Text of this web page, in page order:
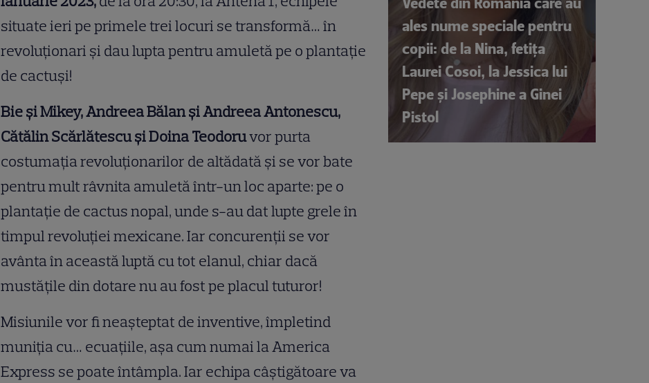
situate ieri pe primele trei locuri se transformă… în
revoluționari și dau lupta pentru amuletă pe o plantație
de cactuși!
Bie și Mikey, Andreea Bălan și Andreea Antonescu,
Cătălin Scărlătescu și Doina Teodoruvor purta
costumația revoluționarilor de altădată și se vor bate
pentru mult râvnita amuletă într-un loc aparte: pe o
plantație de cactus nopal, unde s-au dat lupte grele în
timpul revoluției mexicane. Iar concurenții se vor
avânta în această luptă cu tot elanul, chiar dacă
mustățile din dotare nu au fost pe placul tuturor!
Misiunile vor fi neașteptat de inventive, împletind
muniția cu… ecuațiile, așa cum numai la America
Express se poate întâmpla. Iar echipa câștigătoare va
ales nume speciale pentru
copii: de la Nina, fetița
Laurei Cosoi, la Jessica lui
Pepe și Josephine a Ginei
Pistol